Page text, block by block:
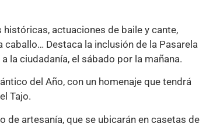
actuaciones de baile y cante,
Destaca la inclusión de la Pasarela
la ciudadanía, el sábado por la mañana.
del Año, con un homenaje que tendrá
Tajo.
artesanía, que se ubicarán en casetas de